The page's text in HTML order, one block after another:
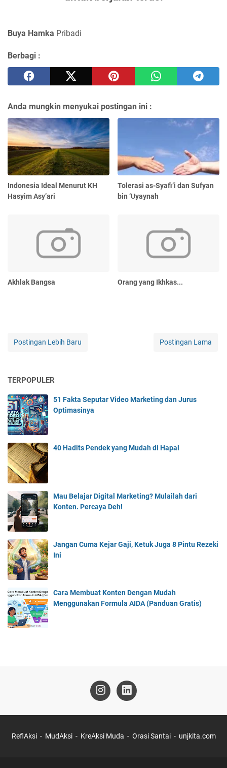
Buya Hamka Pribadi
Berbagi :
Anda mungkin menyukai postingan ini :
Indonesia Ideal Menurut KH
Hasyim Asy’ari
Tolerasi as-Syafi’i dan Sufyan
bin ‘Uyaynah
Akhlak Bangsa Orang yang Ikhkas...
Postingan Lebih Baru Postingan Lama
TERPOPULER
51 Fakta Seputar Video Marketing dan Jurus
Optimasinya
40 Hadits Pendek yang Mudah di Hapal
Mau Belajar Digital Marketing? Mulailah dari
Konten. Percaya Deh!
Jangan Cuma Kejar Gaji, Ketuk Juga 8 Pintu Rezeki
Ini
Cara Membuat Konten Dengan Mudah
Menggunakan Formula AIDA (Panduan Gratis)
ReflAksi MudAksi KreAksi Muda Orasi Santai unjkita.com